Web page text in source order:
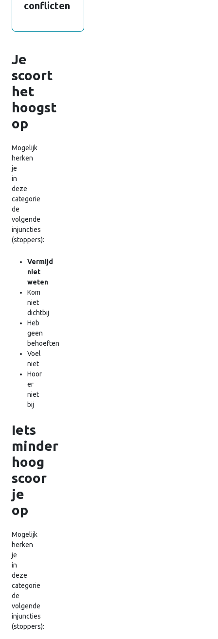
conflicten
Je
scoort
het
hoogst
op
Mogelijk
herken
je
in
deze
categorie
de
volgende
injuncties
(stoppers):
Vermijd
niet
weten
Kom
niet
dichtbij
Heb
geen
behoeften
Voel
niet
Hoor
er
niet
bij
Iets
minder
hoog
scoor
je
op
Mogelijk
herken
je
in
deze
categorie
de
volgende
injuncties
(stoppers):